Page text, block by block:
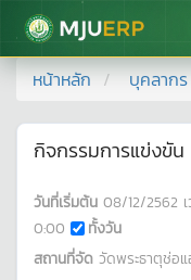
มหาวิทยาลัยแม่โจ้
หน้าหลัก บุคลากร
กิจกรรมการแข่งขัน
วันที่เริ่มต้น 08/12/2562
0:00
ทั้งวัน
สถานที่จัด วัดพระธาตุช่อ